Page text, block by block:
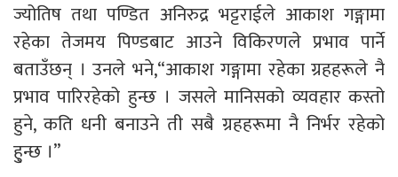
ज्योतिष तथा पण्डित अनिरुद्र भट्टराईले आकाश गङ्गामा
रहेका तेजमय पिण्डबाट आउने विकिरणले प्रभाव पार्ने
बताउँछन् । उनले भने,“आकाश गङ्गामा रहेका ग्रहहरूले नै
प्रभाव पारिरहेको हुन्छ । जसले मानिसको व्यवहार कस्तो
हुने, कति धनी बनाउने ती सबै ग्रहहरूमा नै निर्भर रहेको
हु्न्छ ।”